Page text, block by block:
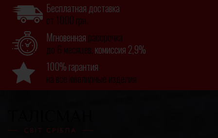
Бесплатная доставка
от 1000 грн.
Мгновенная рассрочка
до 6 месяцев, комиссия 2,9%
100% гарантия
на все ювелирные изделия